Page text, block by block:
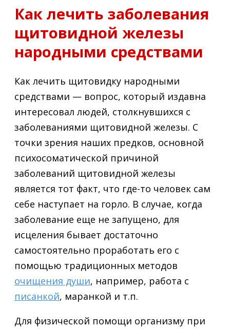
Как лечить заболевания
щитовидной железы
народными средствами
Как лечить щитовидку народными
средствами — вопрос, который издавна
интересовал людей, столкнувшихся с
заболеваниями щитовидной железы. С
точки зрения наших предков, основной
психосоматической причиной
заболеваний щитовидной железы
является тот факт, что где-то человек сам
себе наступает на горло. В случае, когда
заболевание еще не запущено, для
исцеления бывает достаточно
самостоятельно проработать его с
помощью традиционных методов
очищения души, например, работа с
писанкой, маранкой и т.п.
Для физической помощи организму при